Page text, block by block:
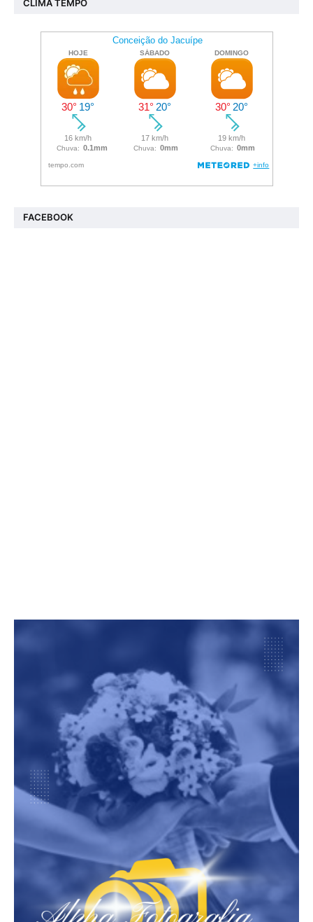
CLIMA TEMPO
FACEBOOK